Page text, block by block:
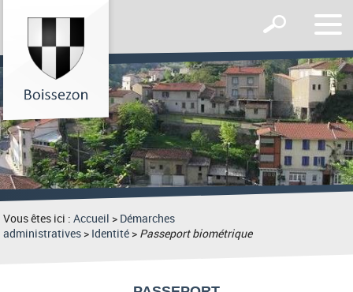
le
Afficher
formulaire
de
recherche
Vous êtes ici :Accueil > Démarches
administratives > Identité > Passeport biométrique